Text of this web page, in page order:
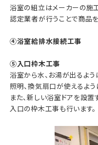
浴室の組立はメーカーの施
認定業者が行うことで商品を
④浴室給排水接続工事
⑤入口枠木工事
浴室から水、お湯が出るよう
照明、換気扇口が使えるよう
また、新しい浴室ドアを設置
入口の枠木工事も行います。